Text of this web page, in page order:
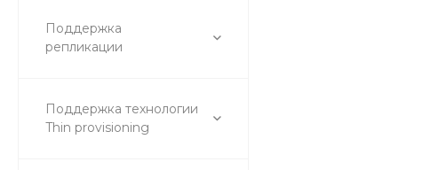
Поддержка
репликации
Поддержка технологии
Thin provisioning